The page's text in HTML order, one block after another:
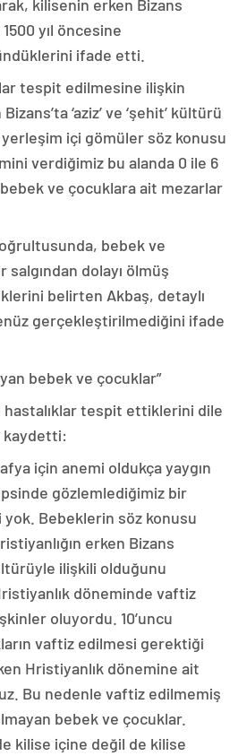
kilisenin erken Bizans
yıl öncesine
ifade etti.
tespit edilmesine ilişkin
‘aziz’ ve ‘şehit’ kültürü
içi gömüler söz konusu
verdiğimiz bu alanda 0 ile 6
bebek ve çocuklara ait mezarlar
bebek ve
dolayı ölmüş
belirten Akbaş, detaylı
gerçekleştirilmediğini ifade
bebek ve çocuklar”
hastalıklar tespit ettiklerini dile
kaydetti:
için anemi oldukça yaygın
gözlemlediğimiz bir
yok. Bebeklerin söz konusu
erken Bizans
ilişkili olduğunu
döneminde vaftiz
oluyordu. 10’uncu
vaftiz edilmesi gerektiği
Hristiyanlık dönemine ait
Bu nedenle vaftiz edilmemiş
bebek ve çocuklar.
kilise içine değil de kilise